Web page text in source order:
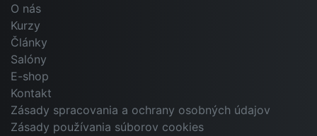
O nás
Kurzy
Články
Salóny
E-shop
Kontakt
Zásady spracovania a ochrany osobných údajov
Zásady používania súborov cookies